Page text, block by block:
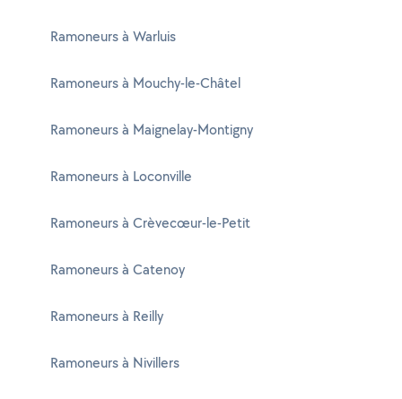
Ramoneurs à Warluis
Ramoneurs à Mouchy-le-Châtel
Ramoneurs à Maignelay-Montigny
Ramoneurs à Loconville
Ramoneurs à Crèvecœur-le-Petit
Ramoneurs à Catenoy
Ramoneurs à Reilly
Ramoneurs à Nivillers